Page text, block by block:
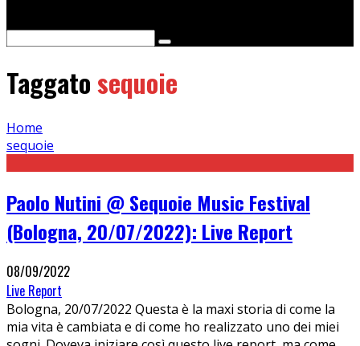
Taggatosequoie
Home
sequoie
Paolo Nutini @ Sequoie Music Festival
(Bologna, 20/07/2022): Live Report
08/09/2022
Live Report
Bologna, 20/07/2022 Questa è la maxi storia di come la
mia vita è cambiata e di come ho realizzato uno dei miei